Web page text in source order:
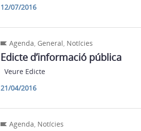
12/07/2016
Agenda, General, Notícies
Edicte d’informació pública
Veure Edicte
21/04/2016
Agenda, Notícies